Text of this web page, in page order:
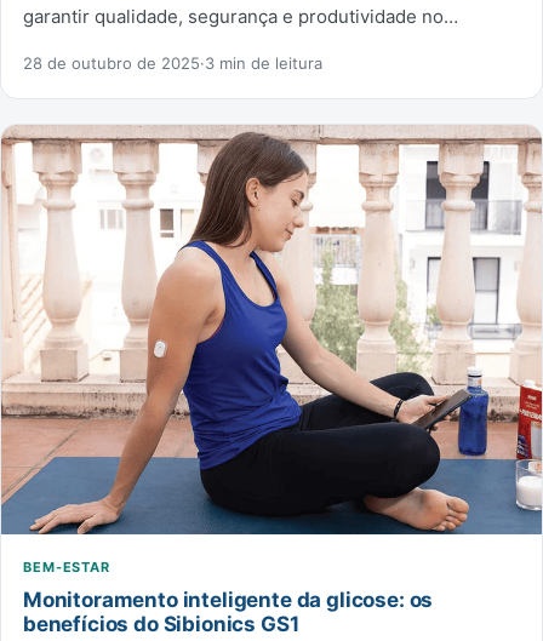
garantir qualidade, segurança e produtividade no…
28 de outubro de 2025·3 min de leitura
BEM-ESTAR
Monitoramento inteligente da glicose: os
benefícios do Sibionics GS1